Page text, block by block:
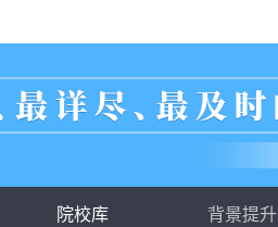
院校库 背景提升